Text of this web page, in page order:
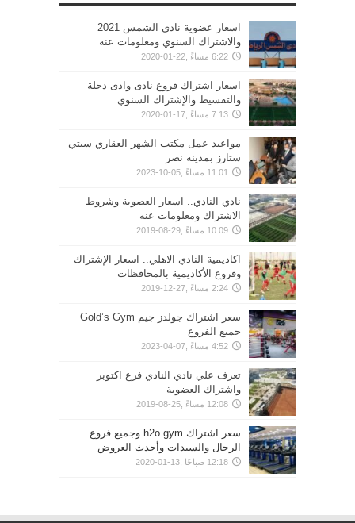
اسعار عضوية نادي الشمس 2021
والاشتراك السنوي ومعلومات عنه
6:22 مساءً ,22-01-2020
اسعار اشتراك فروع نادى وادى دجلة
والتقسيط والإشتراك السنوي
7:13 مساءً ,17-01-2020
مواعيد عمل مكتب الشهر العقاري سيتي
ستارز بمدينة نصر
11:01 مساءً ,05-10-2023
نادي النادي.. اسعار العضوية وشروط
الاشتراك ومعلومات عنه
10:09 مساءً ,29-08-2019
اكاديمية النادي الاهلي.. اسعار الإشتراك
وفروع الأكاديمية بالمحافظات
2:24 مساءً ,27-12-2019
سعر اشتراك جولدز جيم Gold’s Gym
جميع الفروع
4:52 مساءً ,07-04-2023
تعرف علي نادي النادي فرع اكتوبر
واشتراك العضوية
12:08 مساءً ,25-08-2019
سعر اشتراك h2o gym وجميع فروع
الرجال والسيدات وأحدث العروض
12:18 صباحًا ,13-01-2020